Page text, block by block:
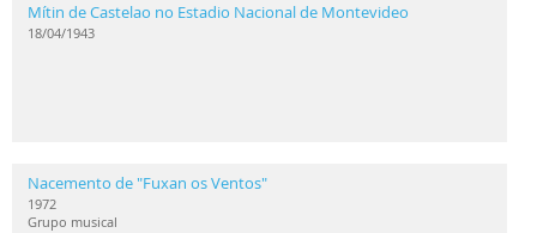
Mítin de Castelao no Estadio Nacional de Montevideo
18/04/1943
Nacemento de "Fuxan os Ventos"
1972
Grupo musical